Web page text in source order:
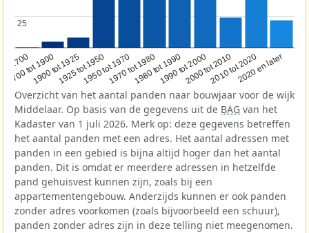
1700
1700 tot 1900
1900 tot 19251925 tot 19501950 tot 19701970 tot 19801980 tot 19901990 tot 20002000 tot 20102010 tot 20202020 en later
25
25
Overzicht van het aantal panden naar bouwjaar voor de wijk
Middelaar. Op basis van de gegevens uit de BAG van het
Kadaster van 1 juli 2026. Merk op: deze gegevens betreffen
het aantal panden met een adres. Het aantal adressen met
panden in een gebied is bijna altijd hoger dan het aantal
panden. Dit is omdat er meerdere adressen in hetzelfde
pand gehuisvest kunnen zijn, zoals bij een
appartementengebouw. Anderzijds kunnen er ook panden
zonder adres voorkomen (zoals bijvoorbeeld een schuur),
panden zonder adres zijn in deze telling niet meegenomen.